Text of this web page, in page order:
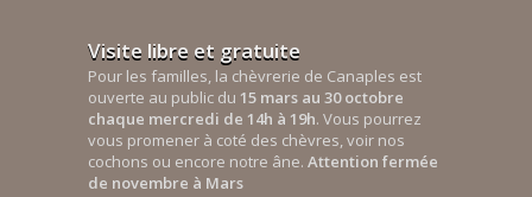
Visite libre et gratuite
Pour les familles, la chèvrerie de Canaples est
ouverte au public du 15 mars au 30 octobre
chaque mercredi de 14h à 19h. Vous pourrez
vous promener à coté des chèvres, voir nos
cochons ou encore notre âne. Attention fermée
de novembre à Mars